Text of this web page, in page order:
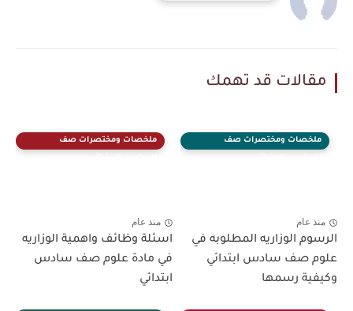
مقالات قد تهمك
ملخصات ومختصرات صف
منذ عام
الرسوم الوزاريه المطلوبه في
علوم صف سادس ابتدائي
وكيفية رسمها
ملخصات ومختصرات صف
منذ عام
اسئلة وظائف واهمية الوزاريه
في مادة علوم صف سادس
ابتدائي